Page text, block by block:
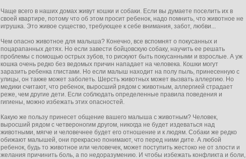
Чаще всего в наших домах живут кошки и собаки. Если вы думаете поселить их в
своей квартире, потому что об этом просит ребенок, надо помнить, что животное не
игрушка. Это живое существо, требующее к себе внимания, забот, любви...
Чем опасно животное для малыша? Конечно, все вспомнят о покусанных и
поцарапанных детях. Но если завести бойцовскую собаку, научить ее решать
проблемы с помощью острых зубов, то рискуют быть покусанными и взрослые. А уж
кошка очень редко без ведомых причин нападает на человека. Кошки могут
заразить ребенка глистами. Но если малыш находит на полу пыль, принесенную с
улицы, он также может заболеть. Шерсть животных может вызвать аллергию. Но
медики считают, что ребенок, выросший рядом с животным, аллергией страдает
реже, чем другие дети. Если соблюдать определенные правила поведения и
гигиены, можно избежать этих опасностей.
Какую же пользу принесет общение вашего малыша с животным? Человек,
выросший рядом с четвероногим другом, никогда не будет издеваться над
животными, мягче и человечнее будет его отношение и к людям. Собаки же редко
обижают малышей, они прекрасно понимают, что перед ними дите. А любой
ребенок, будь то животное или человечек, может поступить жестоко не от злости и
желания причинить боль, а по недоразумению. И чтобы избежать конфликта и боли,